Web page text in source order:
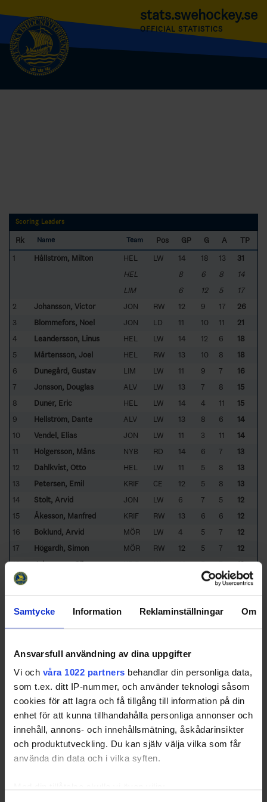
Samtycke Information Reklaminställningar Om
Ansvarsfull användning av dina uppgifter
Vi och våra 1022 partners behandlar din personliga data,
som t.ex. ditt IP-nummer, och använder teknologi såsom
cookies för att lagra och få tillgång till information på din
enhet för att kunna tillhandahålla personliga annonser och
innehåll, annons- och innehållsmätning, åskådarinsikter
och produktutveckling. Du kan själv välja vilka som får
använda din data och i vilka syften.
stats.swehockey.se
OFFICIAL STATISTICS
Scoring Leaders
Rk Name Team Pos GP G A
TP
1
Hållström, Milton HEL LW 14 18 13
31
HEL
8 6 8
14
LIM
6 12 5
17
2
Johansson, Victor JON RW 12 9 17
26
3
Blommefors, Noel JON LD 11 10 11
21
4
Leandersson, Linus HEL LW 14 12 6
18
5
Mårtensson, Joel HEL RW 13 10 8
18
6
Dunegård, Gustav LIM LW 11 9 7
16
7
Jonsson, Douglas ALV LW 13 7 8
15
8
Dunér, Eric HEL LW 14 4 11
15
9
Hellström, Dante ALV LW 13 8 6
14
10
Vendel, Elias JON LW 11 3 11
14
11
Holgersson, Måns NYB RD 14 6 7
13
12
Dahlkvist, Otto HEL LW 11 5 8
13
13
Petersen, Emil KRIF CE 12 5 8
13
14
Stolt, Arvid JON LW 6 7 5
12
15
Åkesson, Manfred KRIF RW 13 6 6
12
16
Boklund, Arvid MÖR LW 4 5 7
12
17
Högardh, Simon MÖR RW 12 5 7
12
18
Johansson, Olle KRIF LW 14 5 7
12
19
7 4
11
20
Blomgren, Abbe LIM LW 14 6 5
11
21
Jonsson, Leo RW 14 6 5
11
22
Unger, Felix HEL RD 11 5 6
11
Silvander Jarevik, Jack RW
25
Smyth, Isac HEL RW 14 7 3
10
oints,G oals, ames
layed,
Penalty nM inutes and higher positive participation (+).
ALV- Alvesta SK HEL- Helsingborg HC Ungdom
JON- Jonstorps IF IshF KRIF- KRIF Hockey
KRI - Kristianstads IK LIM- Limhamn HK
MÖR
- Mörrums GoIS IK NYB